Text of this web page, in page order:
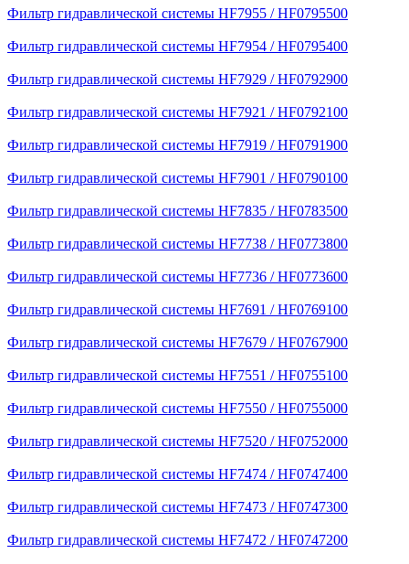
Фильтр гидравлической системы HF7955 / HF0795500
Фильтр гидравлической системы HF7954 / HF0795400
Фильтр гидравлической системы HF7929 / HF0792900
Фильтр гидравлической системы HF7921 / HF0792100
Фильтр гидравлической системы HF7919 / HF0791900
Фильтр гидравлической системы HF7901 / HF0790100
Фильтр гидравлической системы HF7835 / HF0783500
Фильтр гидравлической системы HF7738 / HF0773800
Фильтр гидравлической системы HF7736 / HF0773600
Фильтр гидравлической системы HF7691 / HF0769100
Фильтр гидравлической системы HF7679 / HF0767900
Фильтр гидравлической системы HF7551 / HF0755100
Фильтр гидравлической системы HF7550 / HF0755000
Фильтр гидравлической системы HF7520 / HF0752000
Фильтр гидравлической системы HF7474 / HF0747400
Фильтр гидравлической системы HF7473 / HF0747300
Фильтр гидравлической системы HF7472 / HF0747200